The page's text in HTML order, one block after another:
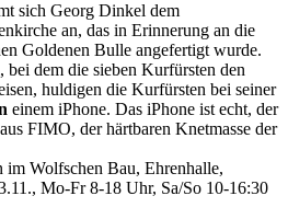
sich Georg Dinkel dem
an, das in Erinnerung an die
Goldenen Bulle angefertigt wurde.
dem die sieben Kurfürsten den
huldigen die Kurfürsten bei seiner
einem iPhone. Das iPhone ist echt, der
FIMO, der härtbaren Knetmasse der
im Wolfschen Bau, Ehrenhalle,
Mo-Fr 8-18 Uhr, Sa/So 10-16:30